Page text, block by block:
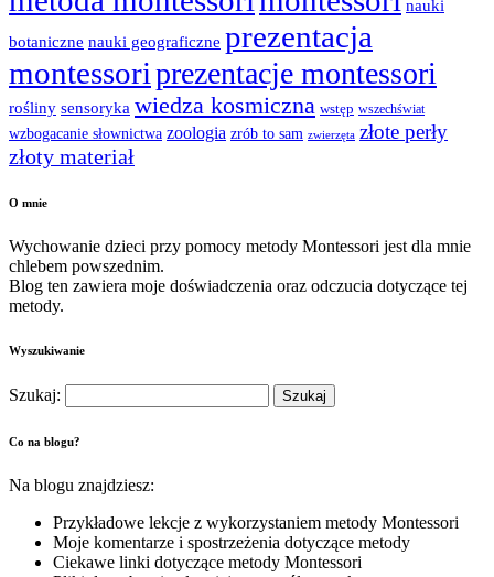
nauki
botaniczne nauki geograficzne prezentacja
montessoriprezentacje montessori
rośliny sensoryka wiedza kosmiczna wstęp wszechświat
wzbogacanie słownictwa zoologia zrób to sam zwierzęta złote perły
złoty materiał
O mnie
Wychowanie dzieci przy pomocy metody Montessori jest dla mnie
chlebem powszednim.
Blog ten zawiera moje doświadczenia oraz odczucia dotyczące tej
metody.
Wyszukiwanie
Szukaj:
Co na blogu?
Na blogu znajdziesz:
Przykładowe lekcje z wykorzystaniem metody Montessori
Moje komentarze i spostrzeżenia dotyczące metody
Ciekawe linki dotyczące metody Montessori